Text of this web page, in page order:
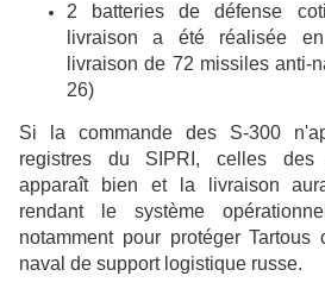
2 batteries de défense
livraison a été réalisée
livraison de 72 missiles anti-
26)
Si la commande des S-300
registres du SIPRI, celles des
apparaît bien et la livraison
rendant le système
notamment pour protéger
naval de support logistique russe.